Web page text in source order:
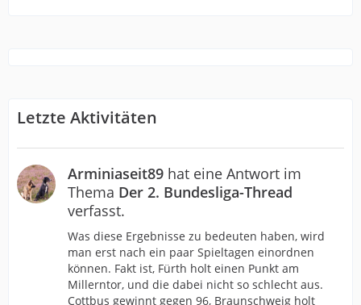
Letzte Aktivitäten
Arminiaseit89 hat eine Antwort im
Thema Der 2. Bundesliga-Thread
verfasst.
Was diese Ergebnisse zu bedeuten haben, wird
man erst nach ein paar Spieltagen einordnen
können. Fakt ist, Fürth holt einen Punkt am
Millerntor, und die dabei nicht so schlecht aus.
Cottbus gewinnt gegen 96, Braunschweig holt